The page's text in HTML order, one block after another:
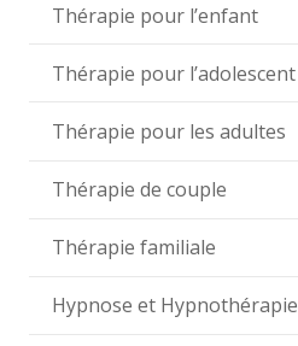
Thérapie pour l’enfant
Thérapie pour l’adolescent
Thérapie pour les adultes
Thérapie de couple
Thérapie familiale
Hypnose et Hypnothérapie